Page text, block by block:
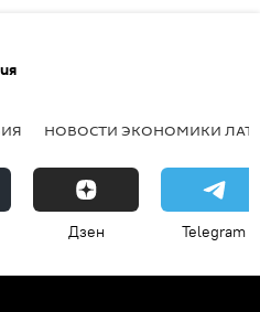
НОВОСТИ ЭКОНОМИКИ
Дзен Telegram